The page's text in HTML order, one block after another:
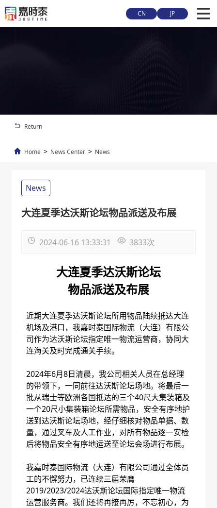
CN JP
Home > News Center > News
Return
News
大连夏季达沃斯论坛物品派送及布展
2024-06-16 13:33:31 3833次
大连夏季达沃斯论坛
物品派送及布展
近期大连夏季达沃斯论坛所用物品陆续抵达大连
机场及港口，我嘉时泰国际物流（大连）有限公
司作为达沃斯论坛指定唯一物流运营商，协同大
连海关及时完成通关手续。
2024年6月8日清晨，我公司相关人员在总经理
的带领下，一同前往达沃斯论坛场地。将最后一
批从瑞士等欧洲各国抵达的三个40尺大集装箱及
一个20尺小集装箱论坛所需物品，安全有序地护
送到达沃斯论坛场地，经仔细核对物品单据、数
量，通过叉车及人工作业，对所有物品逐一安检
后将物品安全有序地运送至论坛会场进行布展。
我嘉时泰国际物流（大连）有限公司通过全体员
工的不懈努力，已连续三届荣膺
2019/2023/2024达沃斯论坛国际指定唯一物流
运营服务商。我们还将再接再厉，不忘初心，为